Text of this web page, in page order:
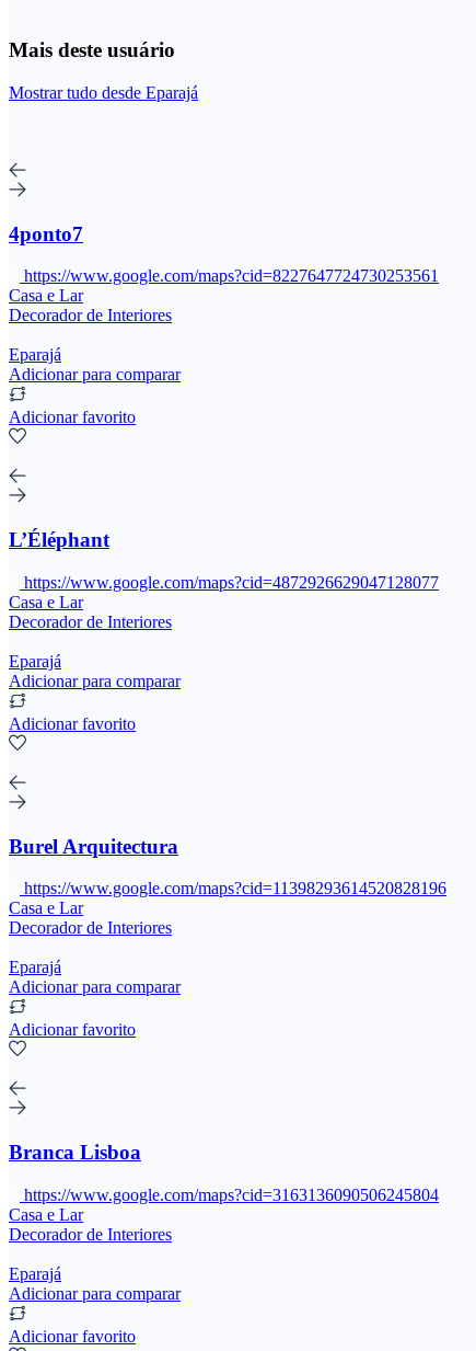
Mais deste usuário
Mostrar tudo desde Eparajá
4ponto7
https://www.google.com/maps?cid=8227647724730253561
Casa e Lar
Decorador de Interiores
Eparajá
Adicionar para comparar
Adicionar favorito
L’Éléphant
https://www.google.com/maps?cid=4872926629047128077
Casa e Lar
Decorador de Interiores
Eparajá
Adicionar para comparar
Adicionar favorito
Burel Arquitectura
https://www.google.com/maps?cid=11398293614520828196
Casa e Lar
Decorador de Interiores
Eparajá
Adicionar para comparar
Adicionar favorito
Branca Lisboa
https://www.google.com/maps?cid=3163136090506245804
Casa e Lar
Decorador de Interiores
Eparajá
Adicionar para comparar
Adicionar favorito